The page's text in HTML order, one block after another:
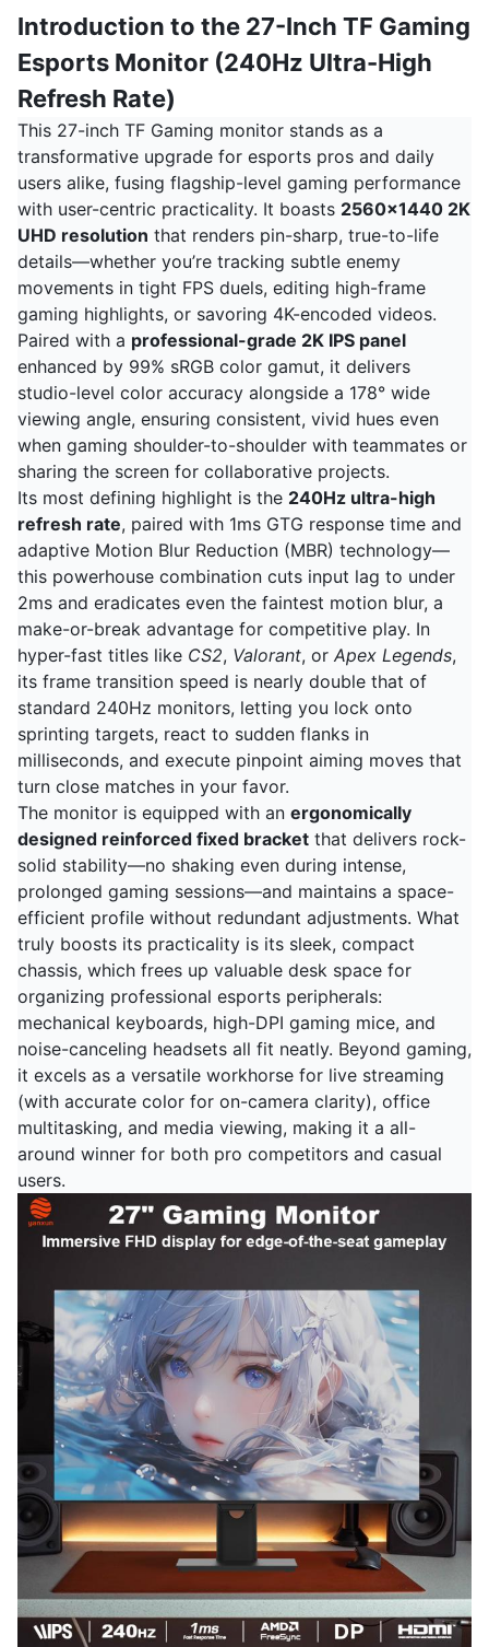
Introduction to the 27-Inch TF Gaming
Esports Monitor (240Hz Ultra-High
Refresh Rate)
This 27-inch TF Gaming monitor stands as a
transformative upgrade for esports pros and daily
users alike, fusing flagship-level gaming performance
with user-centric practicality. It boasts 2560x1440 2K
UHD resolution that renders pin-sharp, true-to-life
details—whether you’re tracking subtle enemy
movements in tight FPS duels, editing high-frame
gaming highlights, or savoring 4K-encoded videos.
Paired with a professional-grade 2K IPS panel
enhanced by 99% sRGB color gamut, it delivers
studio-level color accuracy alongside a 178° wide
viewing angle, ensuring consistent, vivid hues even
when gaming shoulder-to-shoulder with teammates or
sharing the screen for collaborative projects.
Its most defining highlight is the 240Hz ultra-high
refresh rate, paired with 1ms GTG response time and
adaptive Motion Blur Reduction (MBR) technology—
this powerhouse combination cuts input lag to under
2ms and eradicates even the faintest motion blur, a
make-or-break advantage for competitive play. In
hyper-fast titles like CS2, Valorant, or Apex Legends,
its frame transition speed is nearly double that of
standard 240Hz monitors, letting you lock onto
sprinting targets, react to sudden flanks in
milliseconds, and execute pinpoint aiming moves that
turn close matches in your favor.
The monitor is equipped with an ergonomically
designed reinforced fixed bracket that delivers rock-
solid stability—no shaking even during intense,
prolonged gaming sessions—and maintains a space-
efficient profile without redundant adjustments. What
truly boosts its practicality is its sleek, compact
chassis, which frees up valuable desk space for
organizing professional esports peripherals:
mechanical keyboards, high-DPI gaming mice, and
noise-canceling headsets all fit neatly. Beyond gaming,
it excels as a versatile workhorse for live streaming
(with accurate color for on-camera clarity), office
multitasking, and media viewing, making it a all-
around winner for both pro competitors and casual
users.